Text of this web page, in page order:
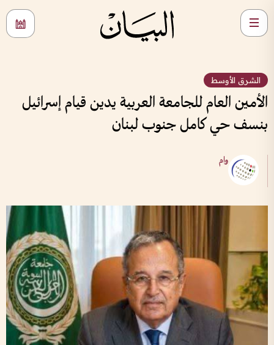
الشرق الأوسط
الأمين العام للجامعة العربية يدين قيام إسرائيل
بنسف حي كامل جنوب لبنان
وام